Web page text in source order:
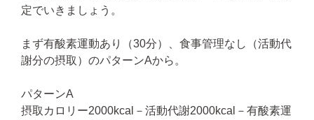
定でいきましょう。
まず有酸素運動あり（30分）、食事管理なし（活動代
謝分の摂取）のパターンAから。
パターンA
摂取カロリー2000kcal－活動代謝2000kcal－有酸素運